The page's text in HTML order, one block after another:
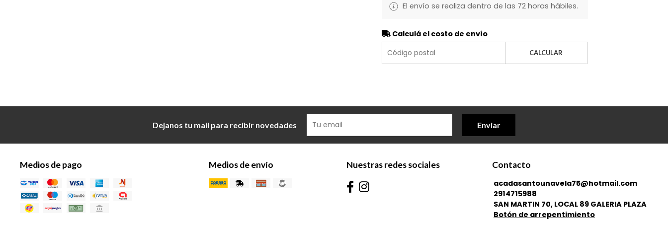
El envío se realiza dentro de las 72 horas hábiles.
Calculá el costo de envío
CALCULAR
Dejanos tu mail para recibir novedades Enviar
Medios de pago Medios de envío Nuestras redes sociales Contacto
acadasantounavela75@hotmail.com
2914715988
SAN MARTIN 70, LOCAL 89 GALERIA PLAZA
Botón de arrepentimiento